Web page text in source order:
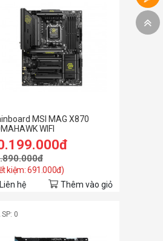
MSI MAG X870
WIFI
kiệm: 691.000đ)
Liên hệ Thêm vào giỏ
SP: 0